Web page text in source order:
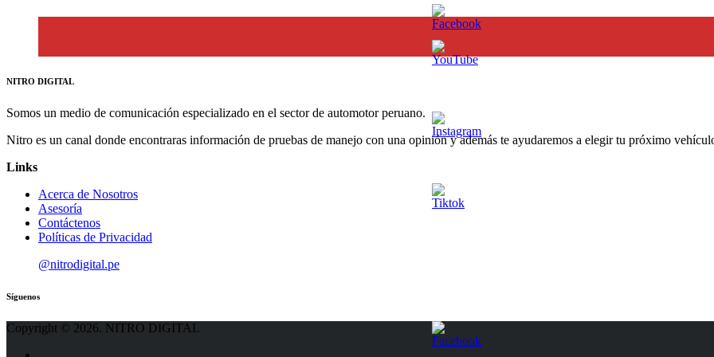
NITRO DIGITAL
Somos un medio de comunicación especializado en el sector de automotor peruano.
Nitro es un canal donde encontraras información de pruebas de manejo con una opinión y además te ayudaremos a elegir tu próximo
Links
Acerca de Nosotros
Asesoría
Contáctenos
Políticas de Privacidad
@nitrodigital.pe
Síguenos
Copyright © 2026. NITRO DIGITAL